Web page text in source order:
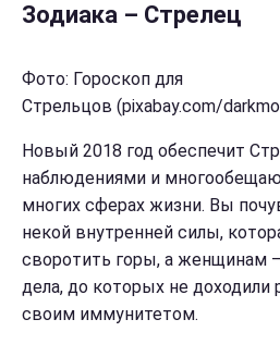
Зодиака – Стрелец
Фото: Гороскоп для
Стрельцов (pixabay.com/
Новый 2018 год обеспечит
наблюдениями и
многих сферах жизни. Вы
некой внутренней силы,
своротить горы, а женщинам
дела, до которых не доходили
своим иммунитетом.